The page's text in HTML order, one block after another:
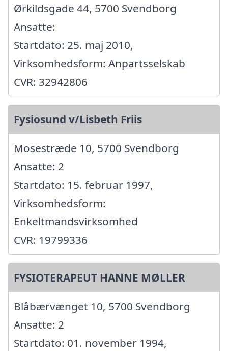
Ørkildsgade 44, 5700 Svendborg
Ansatte:
Startdato: 25. maj 2010,
Virksomhedsform: Anpartsselskab
CVR: 32942806
Fysiosund v/Lisbeth Friis
Mosestræde 10, 5700 Svendborg
Ansatte: 2
Startdato: 15. februar 1997,
Virksomhedsform:
Enkeltmandsvirksomhed
CVR: 19799336
FYSIOTERAPEUT HANNE MØLLER
Blåbærvænget 10, 5700 Svendborg
Ansatte: 2
Startdato: 01. november 1994,